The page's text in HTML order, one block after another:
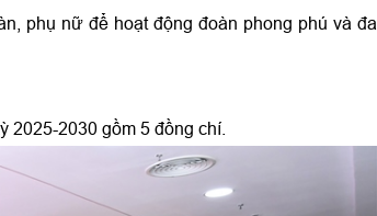
phụ nữ để hoạt động đoàn phong phú và đa
2025-2030 gồm 5 đồng chí.